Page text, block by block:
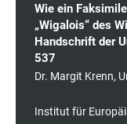
Wie ein
„Wigalois“ des
Handschrift der
537
Dr. Margit Krenn,
Institut für